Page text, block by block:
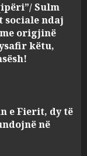
Sulm
ndaj
origjinë
këtu,
e Fierit, dy të
në